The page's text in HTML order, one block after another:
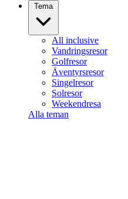
Tema
All inclusive
Vandringsresor
Golfresor
Äventyrsresor
Singelresor
Solresor
Weekendresa
Alla teman